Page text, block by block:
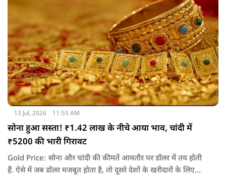
13 Jul, 2026 11:55 AM
सोना हुआ सस्ता! ₹1.42 लाख के नीचे आया भाव, चांदी में
₹5200 की भारी गिरावट
Gold Price: सोना और चांदी की कीमतें आमतौर पर डॉलर में तय होती
हैं. ऐसे में जब डॉलर मजबूत होता है, तो दूसरे देशों के खरीदारों के लिए